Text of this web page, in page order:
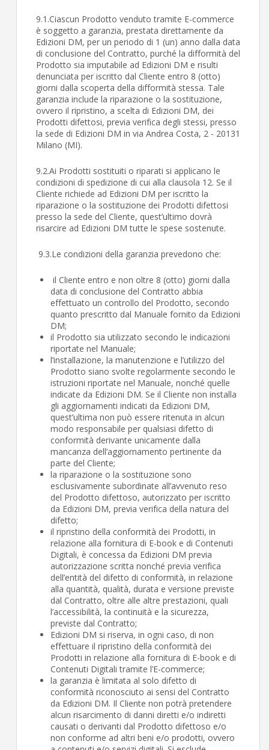
9.1.Ciascun Prodotto venduto tramite E-commerce
è soggetto a garanzia, prestata direttamente da
Edizioni DM, per un periodo di 1 (un) anno dalla data
di conclusione del Contratto, purché la difformità del
Prodotto sia imputabile ad Edizioni DM e risulti
denunciata per iscritto dal Cliente entro 8 (otto)
giorni dalla scoperta della difformità stessa. Tale
garanzia include la riparazione o la sostituzione,
ovvero il ripristino, a scelta di Edizioni DM, dei
Prodotti difettosi, previa verifica degli stessi, presso
la sede di Edizioni DM in via Andrea Costa, 2 - 20131
Milano (MI).
9.2.Ai Prodotti sostituiti o riparati si applicano le
condizioni di spedizione di cui alla clausola 12. Se il
Cliente richiede ad Edizioni DM per iscritto la
riparazione o la sostituzione dei Prodotti difettosi
presso la sede del Cliente, quest’ultimo dovrà
risarcire ad Edizioni DM tutte le spese sostenute.
9.3.Le condizioni della garanzia prevedono che:
il Cliente entro e non oltre 8 (otto) giorni dalla
data di conclusione del Contratto abbia
effettuato un controllo del Prodotto, secondo
quanto prescritto dal Manuale fornito da Edizioni
DM;
il Prodotto sia utilizzato secondo le indicazioni
riportate nel Manuale;
l’installazione, la manutenzione e l’utilizzo del
Prodotto siano svolte regolarmente secondo le
istruzioni riportate nel Manuale, nonché quelle
indicate da Edizioni DM. Se il Cliente non installa
gli aggiornamenti indicati da Edizioni DM,
quest’ultima non può essere ritenuta in alcun
modo responsabile per qualsiasi difetto di
conformità derivante unicamente dalla
mancanza dell’aggiornamento pertinente da
parte del Cliente;
la riparazione o la sostituzione sono
esclusivamente subordinate all’avvenuto reso
del Prodotto difettoso, autorizzato per iscritto
da Edizioni DM, previa verifica della natura del
difetto;
il ripristino della conformità dei Prodotti, in
relazione alla fornitura di E-book e di Contenuti
Digitali, è concessa da Edizioni DM previa
autorizzazione scritta nonché previa verifica
dell’entità del difetto di conformità, in relazione
alla quantità, qualità, durata e versione previste
dal Contratto, oltre alle altre prestazioni, quali
l’accessibilità, la continuità e la sicurezza,
previste dal Contratto;
Edizioni DM si riserva, in ogni caso, di non
effettuare il ripristino della conformità dei
Prodotti in relazione alla fornitura di E-book e di
Contenuti Digitali tramite l’E-commerce;
la garanzia è limitata al solo difetto di
conformità riconosciuto ai sensi del Contratto
da Edizioni DM. Il Cliente non potrà pretendere
alcun risarcimento di danni diretti e/o indiretti
causati o derivanti dal Prodotto difettoso e/o
non conforme ad altri beni e/o prodotti, ovvero